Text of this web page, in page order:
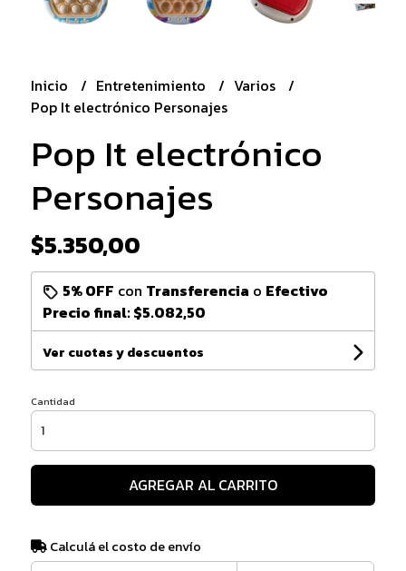
Inicio Entretenimiento
Varios
Pop It electrónico Personajes
Pop It electrónico
Personajes
$5.350,00
5% OFF con Transferencia o Efectivo
Precio final:$5.082,50
Ver cuotas y descuentos
Cantidad
AGREGAR AL CARRITO
Calculá el costo de envío